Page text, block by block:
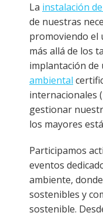
La instalación
de nuestras
promoviendo el
más allá de los
implantación de
ambiental
internacionales
gestionar
los mayores
Participamos
eventos
ambiente,
sostenibles y
sostenible.